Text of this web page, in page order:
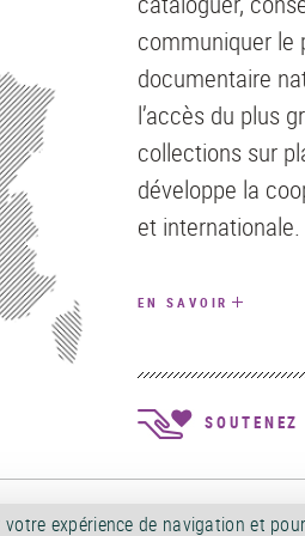
communiquer le
documentaire
l’accès du plus
collections sur
développe la
et internationale.
EN SAVOIR
D'UTILISATION POLITIQUE DE
expérience de navigation et